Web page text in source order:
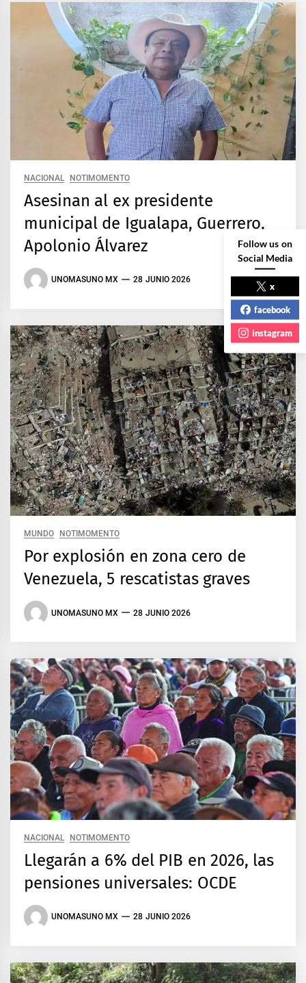
NACIONAL NOTIMOMENTO
Asesinan al ex presidente
municipal de Igualapa, Guerrero,
Apolonio Álvarez
UNOMASUNO MX 28 JUNIO 2026
MUNDO NOTIMOMENTO
Por explosión en zona cero de
Venezuela, 5 rescatistas graves
UNOMASUNO MX 28 JUNIO 2026
NACIONAL NOTIMOMENTO
Llegarán a 6% del PIB en 2026, las
pensiones universales: OCDE
UNOMASUNO MX 28 JUNIO 2026
Follow us on
Social Media
x
facebook
instagram